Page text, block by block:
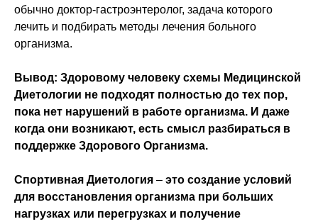
обычно доктор-гастроэнтеролог, задача которого
лечить и подбирать методы лечения больного
организма.
Вывод: Здоровому человеку схемы Медицинской
Диетологии не подходят полностью до тех пор,
пока нет нарушений в работе организма. И даже
когда они возникают, есть смысл разбираться в
поддержке Здорового Организма.
Спортивная Диетология – это создание условий
для восстановления организма при больших
нагрузках или перегрузках и получение